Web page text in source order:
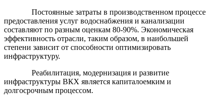
Постоянные затраты в производственном процессе
предоставления услуг водоснабжения и канализации
составляют по разным оценкам 80-90%. Экономическая
эффективность отрасли, таким образом, в наибольшей
степени зависит от способности оптимизировать
инфраструктуру.
Реабилитация, модернизация и развитие
инфраструктуры ВКХ является капиталоемким и
долгосрочным процессом.